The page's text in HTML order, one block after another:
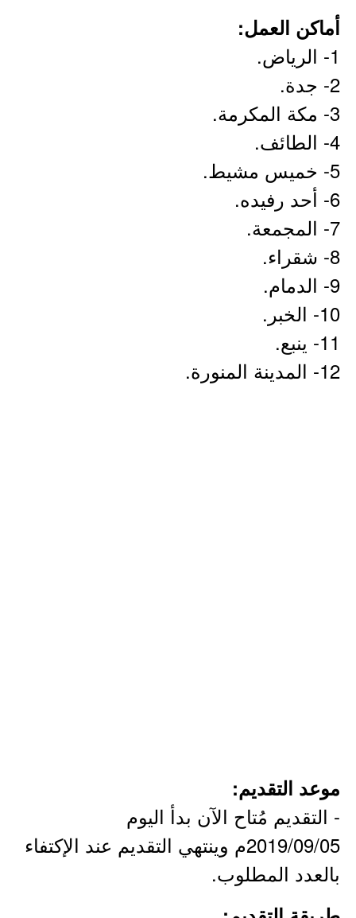
أماكن العمل:
1- الرياض.
2- جدة.
3- مكة المكرمة.
4- الطائف.
5- خميس مشيط.
6- أحد رفيده.
7- المجمعة.
8- شقراء.
9- الدمام.
10- الخبر.
11- ينبع.
12- المدينة المنورة.
موعد التقديم:
- التقديم مُتاح الآن بدأ اليوم
2019/09/05م وينتهي التقديم عند الإكتفاء
بالعدد المطلوب.